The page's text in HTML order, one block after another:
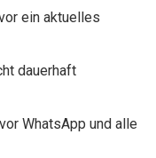
ein aktuelles
dauerhaft
WhatsApp und alle